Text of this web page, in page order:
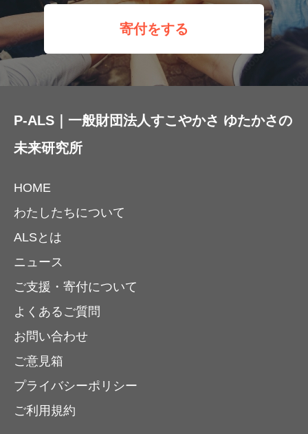
寄付をする
P-ALS｜一般財団法人すこやかさ ゆたかさの
未来研究所
HOME
わたしたちについて
ALSとは
ニュース
ご支援・寄付について
よくあるご質問
お問い合わせ
ご意見箱
プライバシーポリシー
ご利用規約